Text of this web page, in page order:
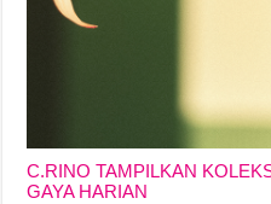
C.RINO TAMPILKAN
GAYA HARIAN